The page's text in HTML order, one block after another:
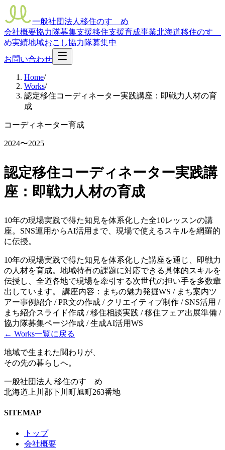
一般社団法人移住のすゝめ
会社概要協力隊募集支援移住支援育成事業北海道移住のすゝ
め実績地域おこし協力隊募集中
お問い合わせ
Home/
Works/
認定移住コーディネーター実践講座：即戦力人材の育
成
コーディネーター育成
2024〜2025
認定移住コーディネーター実践講
座：即戦力人材の育成
10年の現場実践で得た知見を体系化した全10レッスンの講
座。SNS運用からAI活用まで、現場で使えるスキルを網羅的
に伝授。
10年の現場実践で得た知見を体系化した講座を通じ、即戦力
の人材を育成。地域特有の課題に対応できる具体的スキルを
伝授し、全道各地で現場を牽引する次世代の担い手を多数輩
出しています。 講座内容：まちの魅力発掘WS / まち案内ツ
アー事例紹介 / PR文の作成 / クリエイティブ制作 / SNS活用 /
まち紹介スライド作成 / 移住相談実践 / 移住フェア出展準備 /
協力隊募集ページ作成 / 生成AI活用WS
← Works一覧に戻る
地域で生まれた関わりが、
その先の暮らしへ。
一般社団法人 移住のすゝめ
北海道上川郡下川町旭町263番地
SITEMAP
トップ
会社概要